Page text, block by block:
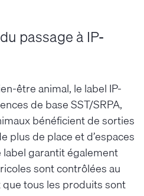
passage à IP-
être animal, le label IP-
de base SST/SRPA,
bénéficient de sorties
plus de place et d’espaces
garantit également
sont contrôlées au
tous les produits sont